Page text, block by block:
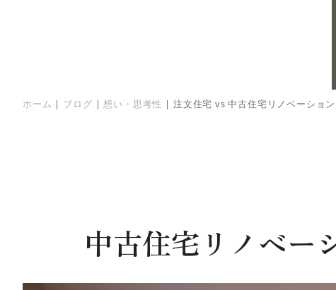
ホーム | ブログ | 想い・思考性 | 注文住宅 vs 中古住宅リノベーショ
中古住宅リノベー